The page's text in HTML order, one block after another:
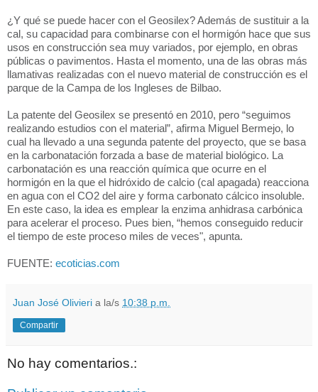
¿Y qué se puede hacer con el Geosilex? Además de sustituir a la
cal, su capacidad para combinarse con el hormigón hace que sus
usos en construcción sea muy variados, por ejemplo, en obras
públicas o pavimentos. Hasta el momento, una de las obras más
llamativas realizadas con el nuevo material de construcción es el
parque de la Campa de los Ingleses de Bilbao.
La patente del Geosilex se presentó en 2010, pero “seguimos
realizando estudios con el material”, afirma Miguel Bermejo, lo
cual ha llevado a una segunda patente del proyecto, que se basa
en la carbonatación forzada a base de material biológico. La
carbonatación es una reacción química que ocurre en el
hormigón en la que el hidróxido de calcio (cal apagada) reacciona
en agua con el CO2 del aire y forma carbonato cálcico insoluble.
En este caso, la idea es emplear la enzima anhidrasa carbónica
para acelerar el proceso. Pues bien, “hemos conseguido reducir
el tiempo de este proceso miles de veces", apunta.
FUENTE: ecoticias.com
Juan José Olivieri a la/s 10:38 p.m.
Compartir
No hay comentarios.: